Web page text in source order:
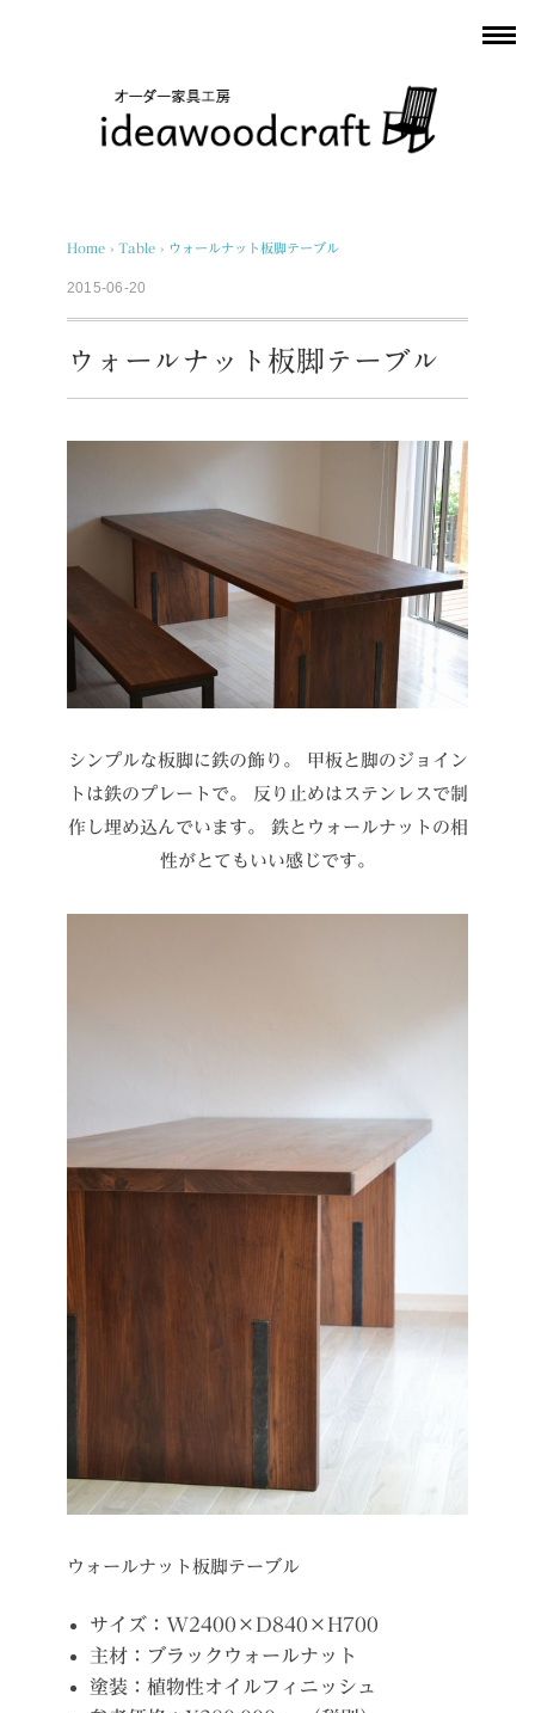
Home › Table › ウォールナット板脚テーブル
2015-06-20
ウォールナット板脚テーブル
シンプルな板脚に鉄の飾り。
甲板と脚のジョイン
トは鉄のプレートで。
反り止めはステンレスで制
作し埋め込んでいます。
鉄とウォールナットの相
性がとてもいい感じです。
ウォールナット板脚テーブル
サイズ：W2400×D840×H700
主材：ブラックウォールナット
塗装：植物性オイルフィニッシュ